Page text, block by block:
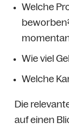
Welche
Wie viel
Welche
Die
auf einen